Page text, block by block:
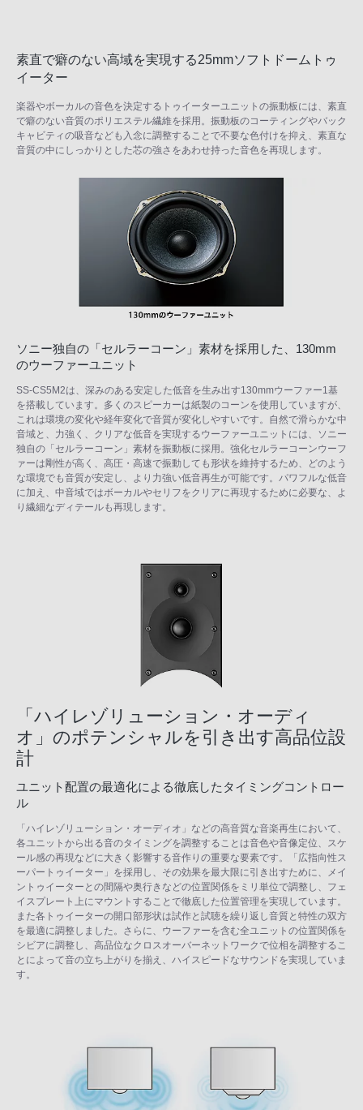
素直で癖のない高域を実現する25mmソフトドームトゥ
イーター
楽器やボーカルの音色を決定するトゥイーターユニットの振動板には、素直
で癖のない音質のポリエステル繊維を採用。振動板のコーティングやバック
キャビティの吸音なども入念に調整することで不要な色付けを抑え、素直な
音質の中にしっかりとした芯の強さをあわせ持った音色を再現します。
ソニー独自の「セルラーコーン」素材を採用した、130mm
のウーファーユニット
SS-CS5M2は、深みのある安定した低音を生み出す130mmウーファー1基
を搭載しています。多くのスピーカーは紙製のコーンを使用していますが、
これは環境の変化や経年変化で音質が変化しやすいです。自然で滑らかな中
音域と、力強く、クリアな低音を実現するウーファーユニットには、ソニー
独自の「セルラーコーン」素材を振動板に採用。強化セルラーコーンウーフ
ァーは剛性が高く、高圧・高速で振動しても形状を維持するため、どのよう
な環境でも音質が安定し、より力強い低音再生が可能です。パワフルな低音
に加え、中音域ではボーカルやセリフをクリアに再現するために必要な、よ
り繊細なディテールも再現します。
「ハイレゾリューション・オーディ
オ」のポテンシャルを引き出す高品位設
計
ユニット配置の最適化による徹底したタイミングコントロー
ル
「ハイレゾリューション・オーディオ」などの高音質な音楽再生において、
各ユニットから出る音のタイミングを調整することは音色や音像定位、スケ
ール感の再現などに大きく影響する音作りの重要な要素です。「広指向性ス
ーパートゥイーター」を採用し、その効果を最大限に引き出すために、メイ
ントゥイーターとの間隔や奥行きなどの位置関係をミリ単位で調整し、フェ
イスプレート上にマウントすることで徹底した位置管理を実現しています。
また各トゥイーターの開口部形状は試作と試聴を繰り返し音質と特性の双方
を最適に調整しました。さらに、ウーファーを含む全ユニットの位置関係を
シビアに調整し、高品位なクロスオーバーネットワークで位相を調整するこ
とによって音の立ち上がりを揃え、ハイスピードなサウンドを実現していま
す。